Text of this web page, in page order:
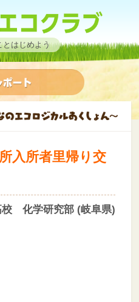
とはじめよう
入所者里帰り交
校 化学研究部 (岐阜県)